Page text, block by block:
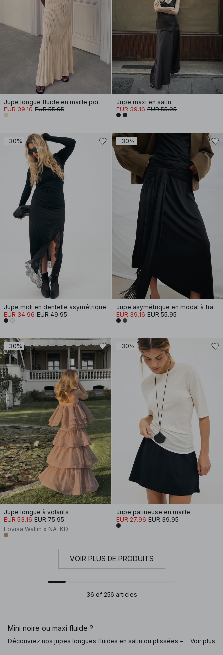
Jupe longue fluide en maille pointelle
EUR 39.16 EUR 55.95
Jupe maxi en satin
EUR 39.16 EUR 55.95
-30%
Jupe midi en dentelle asymétrique
EUR 34.96 EUR 49.95
-30%
Jupe asymétrique en modal à franges et liens à nouer
EUR 39.16 EUR 55.95
-30%
Jupe longue à volants
EUR 53.16 EUR 75.95
Lovisa Wallin x NA-KD
-30%
Jupe patineuse en maille
EUR 27.96 EUR 39.95
VOIR PLUS DE PRODUITS
36 of 256 articles
Mini noire ou maxi fluide ?
Découvrez nos jupes longues fluides en satin ou plissées –
Voir plus